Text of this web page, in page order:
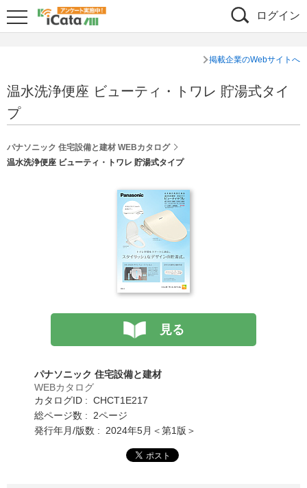
ログイン
掲載企業のWebサイトへ
温水洗浄便座 ビューティ・トワレ 貯湯式タイ
プ
パナソニック 住宅設備と建材 WEBカタログ
温水洗浄便座 ビューティ・トワレ 貯湯式タイプ
見る
パナソニック 住宅設備と建材
WEBカタログ
カタログID : CHCT1E217
総ページ数 : 2ページ
発行年月/版数 : 2024年5月＜第1版＞